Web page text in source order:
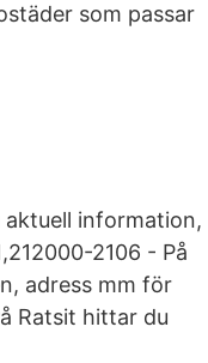
som passar
aktuell information,
2106 - På
adress mm för
Ratsit hittar du